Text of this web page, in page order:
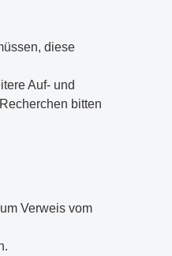
diese
Auf- und
bitten
Verweis vom